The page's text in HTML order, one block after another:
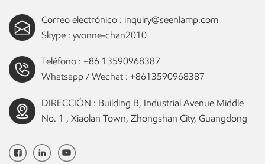
Correo electrónico : inquiry@seenlamp.com
Skype : yvonne-chan2010
Teléfono : +86 13590968387
Whatsapp / Wechat : +8613590968387
DIRECCIÓN : Building B, Industrial Avenue Middle
No. 1 , Xiaolan Town, Zhongshan City, Guangdong